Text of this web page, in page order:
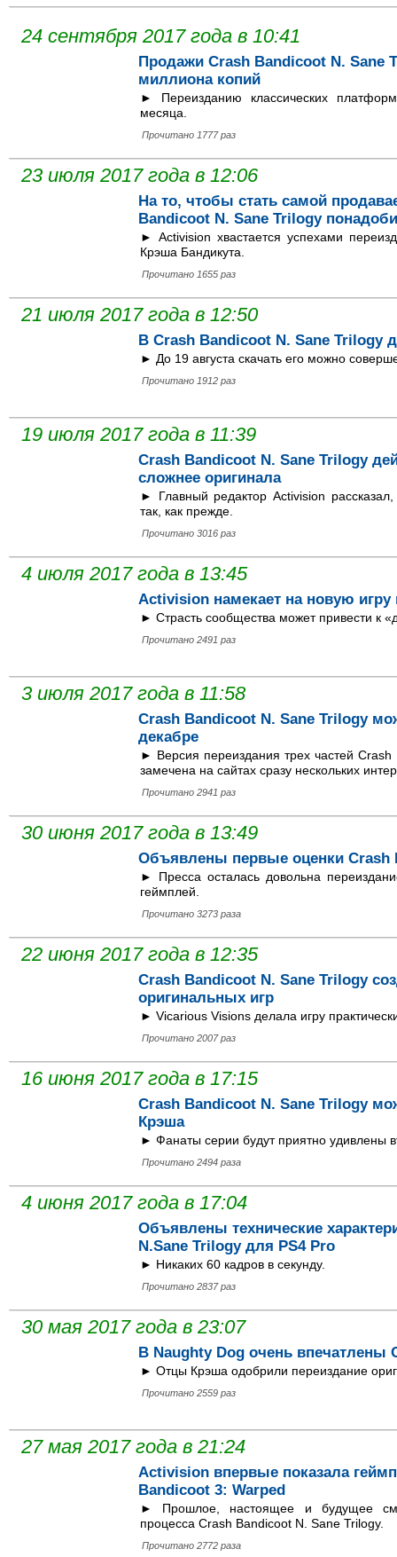
24 сентября 2017 года в 10:41
Продажи Crash Bandicoot N. Sane
миллиона копий
► Переизданию классических
месяца.
Прочитано 1777 раз
23 июля 2017 года в 12:06
На то, чтобы стать самой
Bandicoot N. Sane Trilogy
► Activision хвастается успехами
Крэша Бандикута.
Прочитано 1655 раз
21 июля 2017 года в 12:50
В Crash Bandicoot N. Sane Trilogy
► До 19 августа скачать его можно
Прочитано 1912 раз
19 июля 2017 года в 11:39
Crash Bandicoot N. Sane Trilogy
сложнее оригинала
► Главный редактор Activision
так, как прежде.
Прочитано 3016 раз
4 июля 2017 года в 13:45
Activision намекает на новую игру
► Страсть сообщества может привести к
Прочитано 2491 раз
3 июля 2017 года в 11:58
Crash Bandicoot N. Sane Trilogy
декабре
► Версия переиздания трех частей
замечена на сайтах сразу нескольких
Прочитано 2941 раз
30 июня 2017 года в 13:49
Объявлены первые оценки Crash
► Пресса осталась довольна
геймплей.
Прочитано 3273 раза
22 июня 2017 года в 12:35
Crash Bandicoot N. Sane Trilogy
оригинальных игр
► Vicarious Visions делала игру
Прочитано 2007 раз
16 июня 2017 года в 17:15
Crash Bandicoot N. Sane Trilogy
Крэша
► Фанаты серии будут приятно удивлены
Прочитано 2494 раза
4 июня 2017 года в 17:04
Объявлены технические
N.Sane Trilogy для PS4 Pro
► Никаких 60 кадров в секунду.
Прочитано 2837 раз
30 мая 2017 года в 23:07
В Naughty Dog очень впечатлены
► Отцы Крэша одобрили переиздание
Прочитано 2559 раз
27 мая 2017 года в 21:24
Activision впервые показала
Bandicoot 3: Warped
► Прошлое, настоящее и будущее
процесса Crash Bandicoot N. Sane Trilogy.
Прочитано 2772 раза